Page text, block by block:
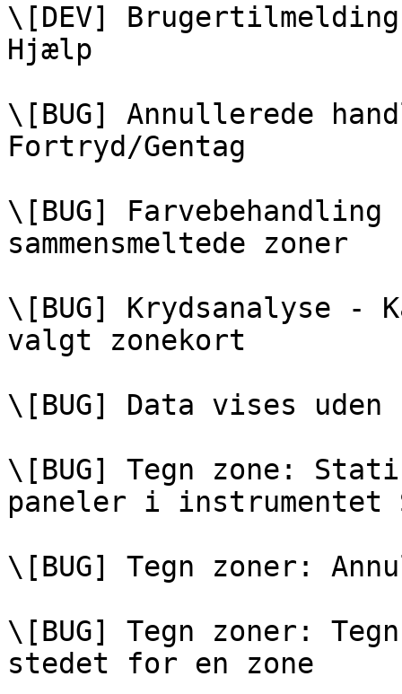
\[DEV]
Hjælp
\[BUG] Annullerede
Fortryd/Gentag
\[BUG]
sammensmeltede zoner
\[BUG] Krydsanalyse -
valgt zonekort
\[BUG] Data vises uden
\[BUG] Tegn zone:
paneler i instrumentet
\[BUG] Tegn zoner:
\[BUG] Tegn zoner:
stedet for en zone